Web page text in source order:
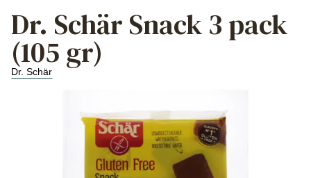
Dr. Schär Snack 3 pack
(105 gr)
Dr. Schär